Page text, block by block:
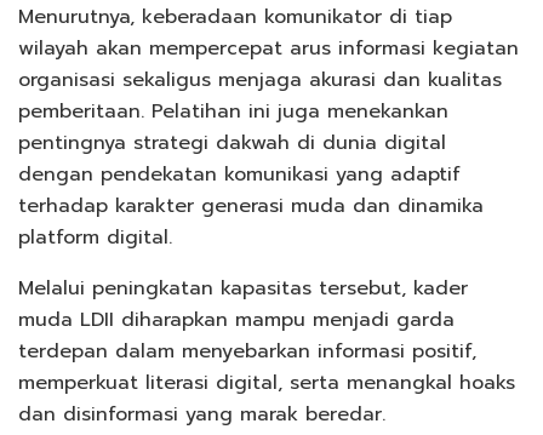
Menurutnya, keberadaan komunikator di tiap
wilayah akan mempercepat arus informasi kegiatan
organisasi sekaligus menjaga akurasi dan kualitas
pemberitaan. Pelatihan ini juga menekankan
pentingnya strategi dakwah di dunia digital
dengan pendekatan komunikasi yang adaptif
terhadap karakter generasi muda dan dinamika
platform digital.
Melalui peningkatan kapasitas tersebut, kader
muda LDII diharapkan mampu menjadi garda
terdepan dalam menyebarkan informasi positif,
memperkuat literasi digital, serta menangkal hoaks
dan disinformasi yang marak beredar.